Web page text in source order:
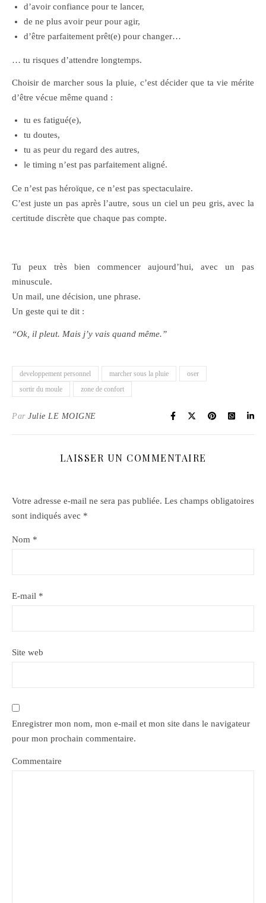
d’avoir confiance pour te lancer,
de ne plus avoir peur pour agir,
d’être parfaitement prêt(e) pour changer…
… tu risques d’attendre longtemps.
Choisir de marcher sous la pluie, c’est décider que ta vie mérite
d’être vécue même quand :
tu es fatigué(e),
tu doutes,
tu as peur du regard des autres,
le timing n’est pas parfaitement aligné.
Ce n’est pas héroïque, ce n’est pas spectaculaire.
C’est juste un pas après l’autre, sous un ciel un peu gris, avec la
certitude discrète que chaque pas compte.
Tu peux très bien commencer aujourd’hui, avec un pas
minuscule.
Un mail, une décision, une phrase.
Un geste qui te dit :
“Ok, il pleut. Mais j’y vais quand même.”
developpement personnel marcher sous la pluie
oser
sortir du moule
zone de confort
Par Julie LE MOIGNE
LAISSER UN COMMENTAIRE
Votre adresse e-mail ne sera pas publiée. Les champs obligatoires
sont indiqués avec *
Nom *
E-mail *
Site web
Enregistrer mon nom, mon e-mail et mon site dans le navigateur
pour mon prochain commentaire.
Commentaire